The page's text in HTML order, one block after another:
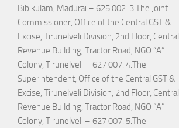
Bibikulam, Madurai – 625 002. 3.The Joint
Commissioner, Office of the Central GST &
Excise, Tirunelveli Division, 2nd Floor, Central
Revenue Building, Tractor Road, NGO “A”
Colony, Tirunelveli – 627 007. 4.The
Superintendent, Office of the Central GST &
Excise, Tirunelveli Division, 2nd Floor, Central
Revenue Building, Tractor Road, NGO “A”
Colony, Tirunelveli – 627 007. 5.The